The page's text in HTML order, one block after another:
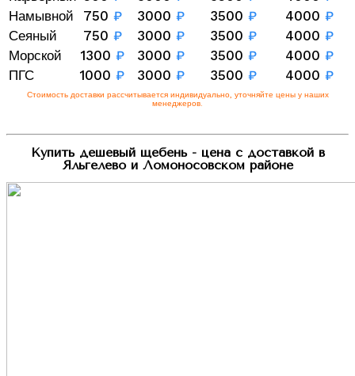
Намывной
750 ₽ 3000 ₽ 3500 ₽ 4000 ₽
Сеяный
750 ₽ 3000 ₽ 3500 ₽ 4000 ₽
Морской
1300 ₽ 3000 ₽ 3500 ₽ 4000 ₽
ПГС
1000 ₽ 3000 ₽ 3500 ₽ 4000 ₽
Стоимость доставки рассчитывается индивидуально, уточняйте цены у наших
менеджеров.
Купить дешевый щебень - цена с доставкой в
Яльгелево и Ломоносовском районе